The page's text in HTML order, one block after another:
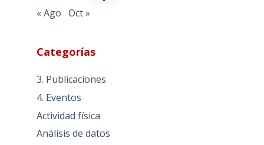
« Ago Oct »
Categorías
3. Publicaciones
4. Eventos
Actividad física
Análisis de datos